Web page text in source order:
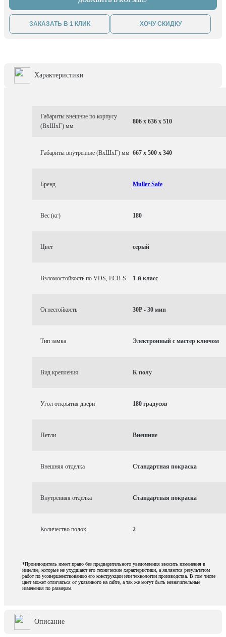
ЗАКАЗАТЬ В 1 КЛИК ХОЧУ СКИДКУ
Характеристики
Габариты внешние по корпусу
(ВхШхГ) мм
806 x 636 x 510
Габариты внутренние (ВхШхГ) мм 667 x 500 x 340
Бренд Muller Safe
Вес (кг) 180
Цвет серый
Взломостойкость по VDS, ECB-S 1-й класс
Огнестойкость 30P - 30 мин
Тип замка Электронный с мастер ключом
Вид крепления К полу
Угол открытия двери 180 градусов
Петли Внешние
Внешняя отделка Стандартная покраска
Внутренняя отделка Стандартная покраска
Количество полок 2
*Производитель имеет право без предварительного уведомления вносить изменения в
изделие, которые не ухудшают его технические характеристики, а являются результатом
работ по усовершенствованию его конструкции или технологии производства. В том числе
цвет может отличаться от указанного на сайте, а так же могут быть незначительные
изменения по размерам.
Описание